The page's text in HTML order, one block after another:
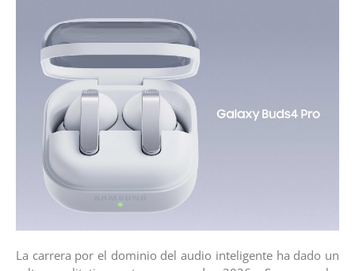
La carrera por el dominio del audio inteligente ha dado un